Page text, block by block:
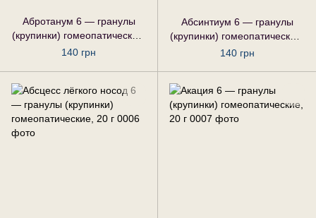
Абротанум 6 — гранулы
(крупинки) гомеопатические,
20 г
140 грн
Абсинтиум 6 — гранулы
(крупинки) гомеопатические,
20 г
140 грн